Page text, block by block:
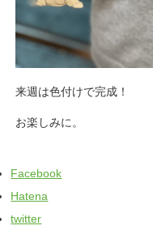
来週は色付けで完成！
お楽しみに。
Facebook
Hatena
twitter